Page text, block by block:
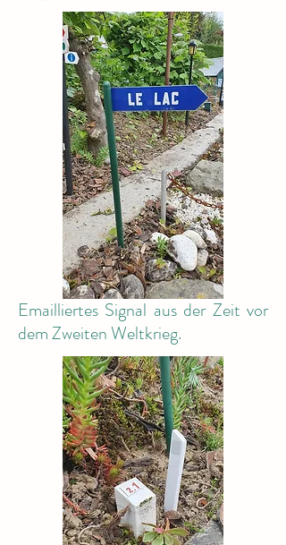
Emailliertes Signal aus der Zeit vor
dem Zweiten Weltkrieg.